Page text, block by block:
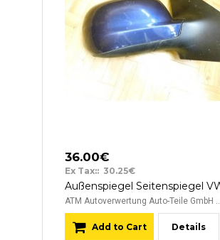
36.00€
Ex Tax:: 30.25€
ATM Autoverwertung Auto-Teile GmbH ..
Add to Cart Details